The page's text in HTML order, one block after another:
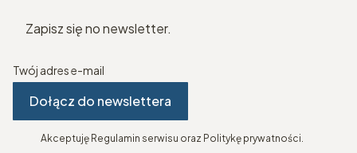
Zapisz się no newsletter.
Twój adres e-mail
Dołącz do newslettera
Akceptuję Regulamin serwisu oraz Politykę prywatności.